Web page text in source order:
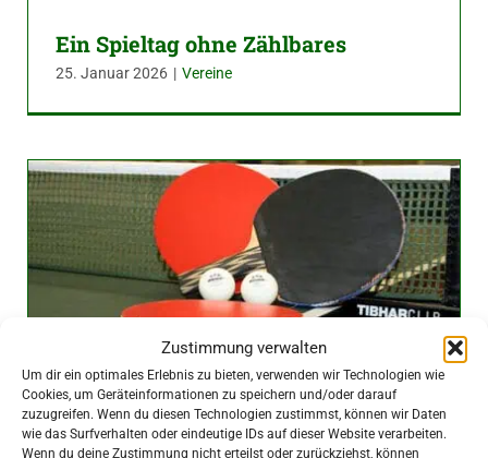
Zustimmung verwalten
Um dir ein optimales Erlebnis zu bieten, verwenden wir Technologien wie
Cookies, um Geräteinformationen zu speichern und/oder darauf
zuzugreifen. Wenn du diesen Technologien zustimmst, können wir Daten
wie das Surfverhalten oder eindeutige IDs auf dieser Website verarbeiten.
Wenn du deine Zustimmung nicht erteilst oder zurückziehst, können
Ein Spieltag ohne Zählbares
25. Januar 2026 | Vereine
Team Vier mit Erfolg gegen Bad